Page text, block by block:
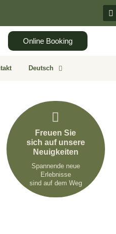
Online Booking
Deutsch
Freuen Sie
sich auf unsere
Neuigkeiten
Spannende neue
Erlebnisse
sind auf dem Weg